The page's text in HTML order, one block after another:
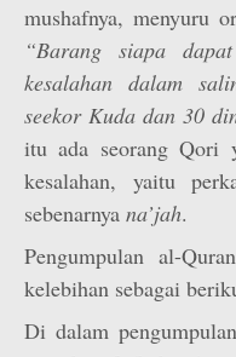
mushafnya, menyuru
“Barang siapa
kesalahan dalam
seekor Kuda dan 30
itu ada seorang Qori
kesalahan, yaitu
sebenarnya na’jah.
Pengumpulan al-
kelebihan sebagai
Di dalam